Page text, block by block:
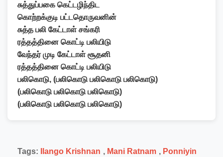
சுத்துப்பகை கெட்டழிந்திட
கொற்றக்குடி பட்டதொருவனின்
சுத்த பலி கேட்டாள் சங்கரி
ரத்தத்தினை கொட்டி பலியிடு
வேந்தர் முடி கேட்டாள் சூதனி
ரத்தத்தினை கொட்டி பலியிடு
பலிகொடு, (பலிகொடு பலிகொடு பலிகொடு)
(பலிகொடு பலிகொடு பலிகொடு)
(பலிகொடு பலிகொடு பலிகொடு)
Tags: Ilango Krishnan , Mani Ratnam , Ponniyin